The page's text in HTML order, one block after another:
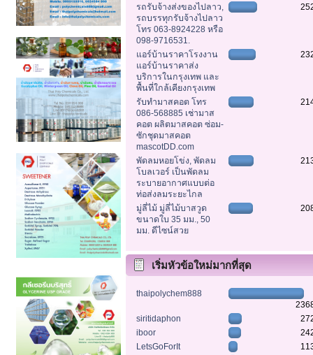
รถรับจ้างส่งของไปลาว,
รถบรรทุกรับจ้างไปลาว
โทร 063-8924228 หรือ
098-9716531.
แอร์บ้านราคาโรงงาน
แอร์บ้านราคาส่ง
บริการในกรุงเทพ และ
พื้นที่ใกล้เคียงกรุงเทพ
รับทำมาสคอต โทร
086-568885 เช่ามาส
คอต ผลิตมาสคอต ซ่อม-
ซักชุดมาสคอต
mascotDD.com
พัดลมหอยโข่ง, พัดลม
โบลเวอร์ เป็นพัดลม
ระบายอากาศแบบต่อ
ท่อส่งลมระยะไกล
มู่ลี่ไม้ มู่ลี่ไม้บาสวูด
ขนาดใบ 35 มม., 50
มม. ดีไซน์สวย
เริ่มหัวข้อใหม่มากที่สุด
thaipolychem888
siritidaphon
iboor
LetsGoForIt